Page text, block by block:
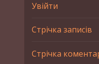
Увійти
Стрічка записів
Стрічка